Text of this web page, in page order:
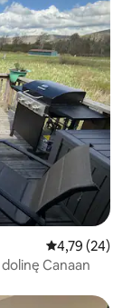
Średnia
4,79 (24)
Canaan